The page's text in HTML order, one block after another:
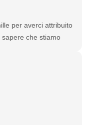
per averci attribuito
che stiamo